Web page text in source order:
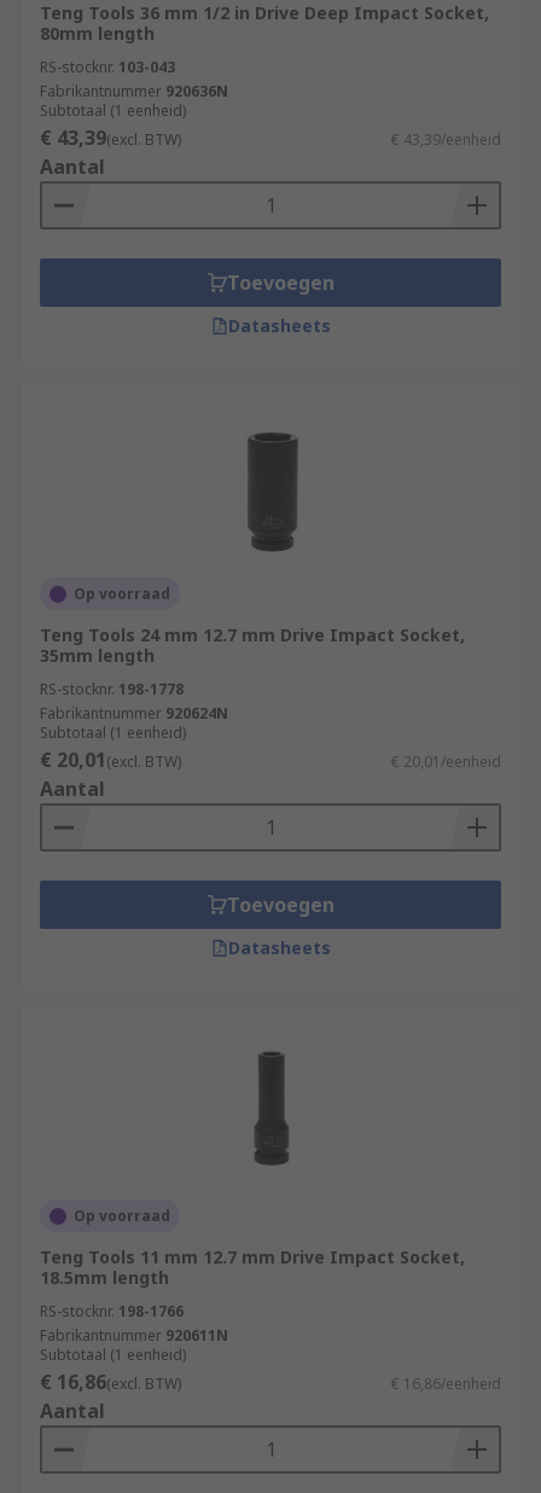
Teng Tools 36 mm 1/2 in Drive Deep Impact Socket,
80mm length
RS-stocknr. 103-043
Fabrikantnummer 920636N
Subtotaal (1 eenheid)
€ 43,39(excl. BTW) € 43,39/eenheid
Aantal
Toevoegen
Datasheets
Op voorraad
Teng Tools 24 mm 12.7 mm Drive Impact Socket,
35mm length
RS-stocknr. 198-1778
Fabrikantnummer 920624N
Subtotaal (1 eenheid)
€ 20,01(excl. BTW) € 20,01/eenheid
Aantal
Toevoegen
Datasheets
Op voorraad
Teng Tools 11 mm 12.7 mm Drive Impact Socket,
18.5mm length
RS-stocknr. 198-1766
Fabrikantnummer 920611N
Subtotaal (1 eenheid)
€ 16,86(excl. BTW) € 16,86/eenheid
Aantal